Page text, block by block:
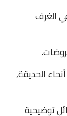
الغرف
الحديقة,
توضيحية